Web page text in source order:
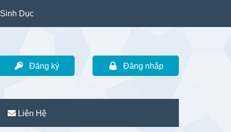
Sinh Dục
Đăng ký Đăng nhập
Liên Hệ